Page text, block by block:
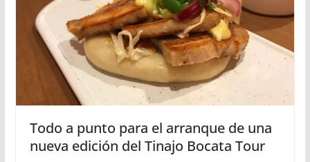
Todo a punto para el arranque de una
nueva edición del Tinajo Bocata Tour